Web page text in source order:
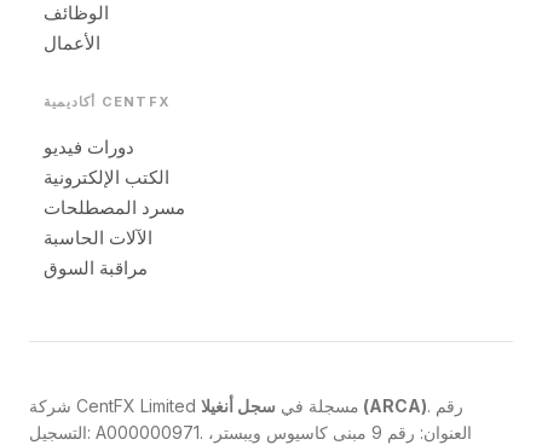
الوظائف
الأعمال
أكاديمية CENTFX
دورات فيديو
الكتب الإلكترونية
مسرد المصطلحات
الآلات الحاسبة
مراقبة السوق
شركة CentFX Limited مسجلة في سجل أنغيلا (ARCA). رقم
التسجيل: A000000971. العنوان: رقم 9 مبنى كاسيوس ويبستر،